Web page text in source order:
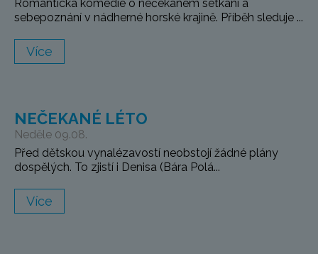
Romantická komedie o nečekaném setkání a
sebepoznání v nádherné horské krajině. Příběh sleduje ...
Více
NEČEKANÉ LÉTO
Neděle 09.08.
Před dětskou vynalézavostí neobstojí žádné plány
dospělých. To zjistí i Denisa (Bára Polá...
Více